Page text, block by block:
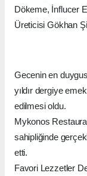
Dökeme, İnflucer
Üreticisi Gökhan
Gecenin en
yıldır dergiye
edilmesi oldu.
Mykonos
sahipliğinde
etti.
Favori Lezzetler